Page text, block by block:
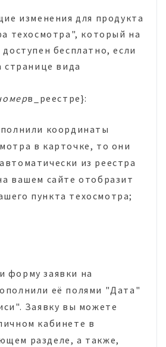
изменения для продукта
техосмотра", который на
бесплатно, если
странице вида
в_реестре}:
координаты
в карточке, то они
из реестра
вашем сайте отобразит
пункта техосмотра;
форму заявки на
её полями "Дата"
Заявку вы можете
кабинете в
разделе, а также,